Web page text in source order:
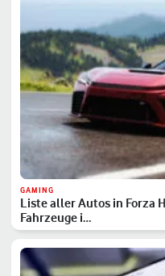
GAMING
Liste aller Autos in Forza
Fahrzeuge i…